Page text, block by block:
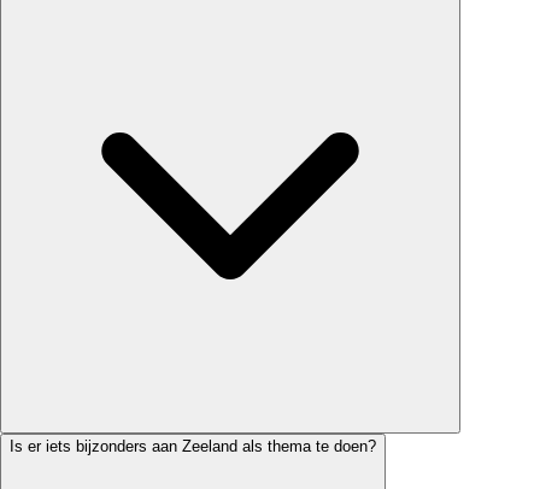
Is er iets bijzonders aan Zeeland als thema te doen?